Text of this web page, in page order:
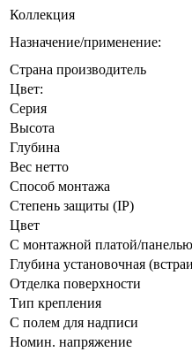
Коллекция
Назначение/применение:
Страна производитель
Цвет:
Серия
Высота
Глубина
Вес нетто
Способ монтажа
Степень защиты (IP)
Цвет
С монтажной платой/панелью
Глубина установочная
Отделка поверхности
Тип крепления
С полем для надписи
Номин. напряжение